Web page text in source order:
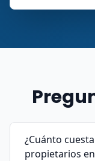
¿Cuánto
propietarios